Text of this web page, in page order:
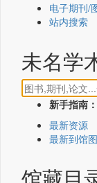
电子期刊/
站内搜索
未名学
新手指南：
最新资源
最新到馆